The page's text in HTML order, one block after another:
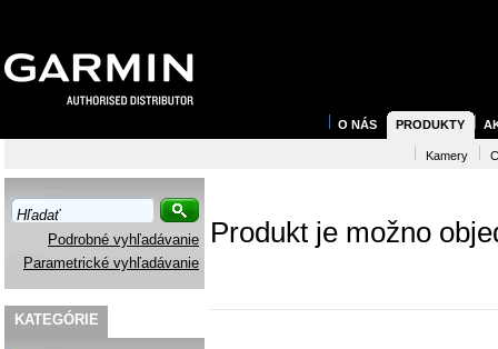
Produkt je možno
Podrobné vyhľadávanie
Parametrické vyhľadávanie
KATEGÓRIE
O NÁS PRODUKTY
Kamery